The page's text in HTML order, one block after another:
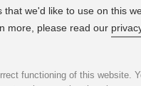
zuerst die
Konzept,
we'd like to use on this
more, please read our
functioning of this website.